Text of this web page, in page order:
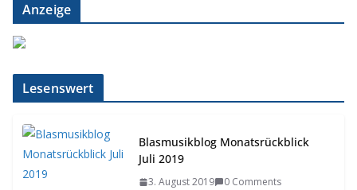
Anzeige
Lesenswert
Blasmusikblog Monatsrückblick
Juli 2019
3. August 2019 0 Comments